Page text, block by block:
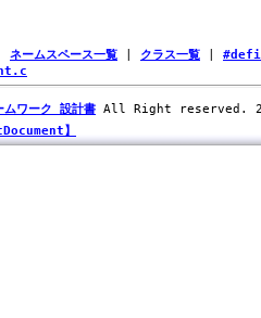
ネームスペース一覧 クラス一覧
ムワーク 設計書 All Right reserved.
】